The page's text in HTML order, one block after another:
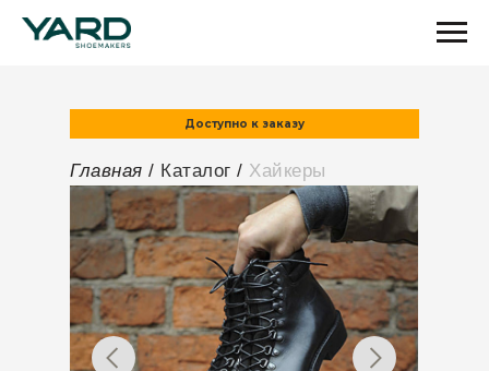
Доступно к заказу
Главная / Каталог / Хайкеры